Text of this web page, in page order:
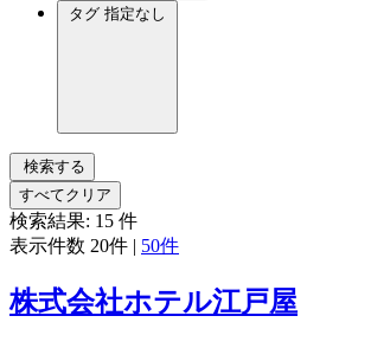
タグ 指定なし
検索する
すべてクリア
検索結果: 15 件
表示件数 20件 | 50件
株式会社ホテル江戸屋